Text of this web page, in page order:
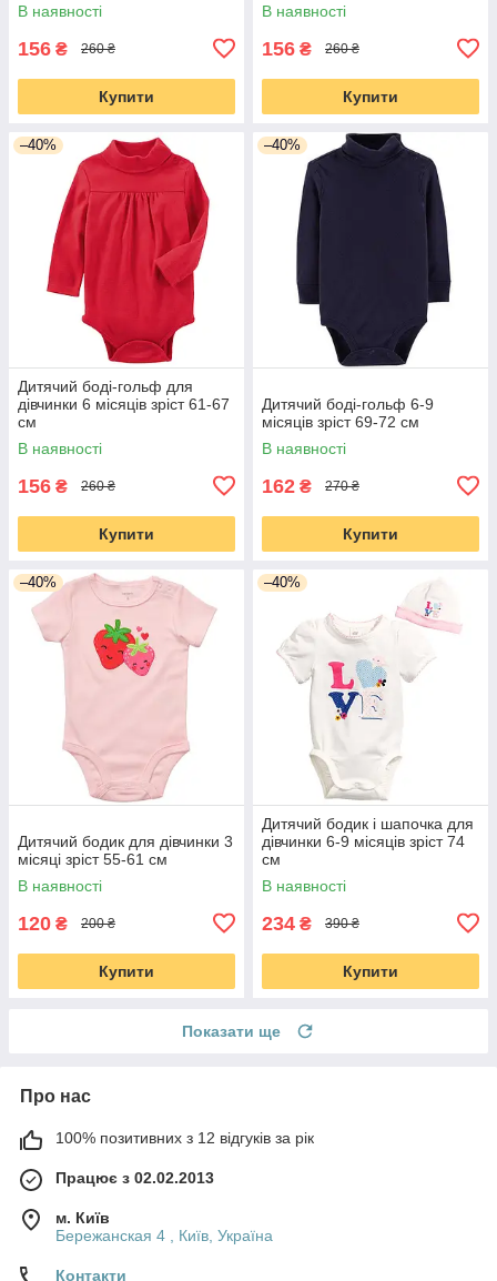
В наявності
156 ₴ 260 ₴
Купити
В наявності
156 ₴ 260 ₴
Купити
–40%
Дитячий боді-гольф для
дівчинки 6 місяців зріст 61-67
см
В наявності
156 ₴ 260 ₴
Купити
–40%
Дитячий боді-гольф 6-9
місяців зріст 69-72 см
В наявності
162 ₴ 270 ₴
Купити
–40%
Дитячий бодик для дівчинки 3
місяці зріст 55-61 см
В наявності
120 ₴ 200 ₴
Купити
–40%
Дитячий бодик і шапочка для
дівчинки 6-9 місяців зріст 74
см
В наявності
234 ₴ 390 ₴
Купити
Показати ще
Про нас
100% позитивних з 12 відгуків за рік
Працює з 02.02.2013
м. Київ
Бережанская 4 , Київ, Україна
Контакти